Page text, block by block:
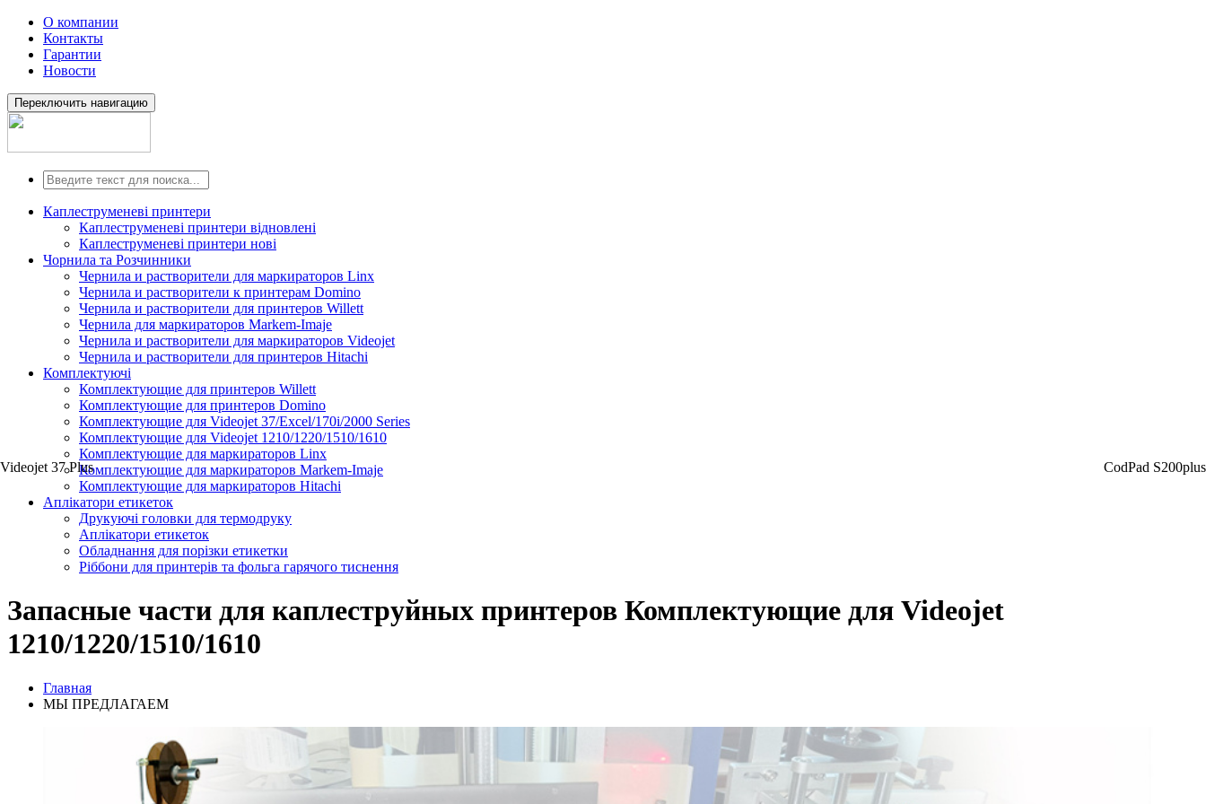
О компании
Контакты
Гарантии
Новости
Переключить навигацию
Каплеструменеві принтери
Каплеструменеві принтери відновлені
Каплеструменеві принтери нові
Чорнила та Розчинники
Чернила и растворители для маркираторов Linx
Чернила и растворители к принтерам Domino
Чернила и растворители для принтеров Willett
Чернила для маркираторов Markem-Imaje
Чернила и растворители для маркираторов Videojet
Чернила и растворители для принтеров Hitachi
Комплектуючі
Комплектующие для принтеров Willett
Комплектующие для принтеров Domino
Комплектующие для Videojet 37/Excel/170i/2000 Series
Комплектующие для Videojet 1210/1220/1510/1610
Комплектующие для маркираторов Linx
Комплектующие для маркираторов Markem-Imaje
Комплектующие для маркираторов Hitachi
Аплікатори етикеток
Друкуючі головки для термодруку
Аплікатори етикеток
Обладнання для порізки етикетки
Ріббони для принтерів та фольга гарячого тиснення
Запасные части для каплеструйных принтеров Комплектующие для Videojet
1210/1220/1510/1610
Главная
МЫ ПРЕДЛАГАЕМ
Videojet 37 Plus CodPad S200plus